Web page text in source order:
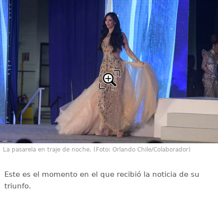
La pasarela en traje de noche. (Foto: Orlando Chile/Colaborador)
Este es el momento en el que recibió la noticia de su
triunfo.